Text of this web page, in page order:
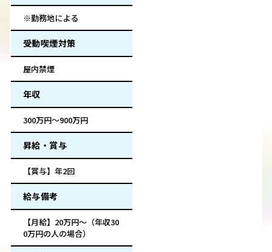
※勤務地による
受動喫煙対策
屋内禁煙
年収
300万円～900万円
昇給・賞与
【賞与】年2回
給与備考
【月給】20万円～（年収30
0万円の人の場合）